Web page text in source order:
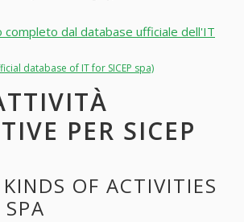
dal database ufficiale dell'IT
database of IT for SICEP spa)
PER SICEP
OF ACTIVITIES